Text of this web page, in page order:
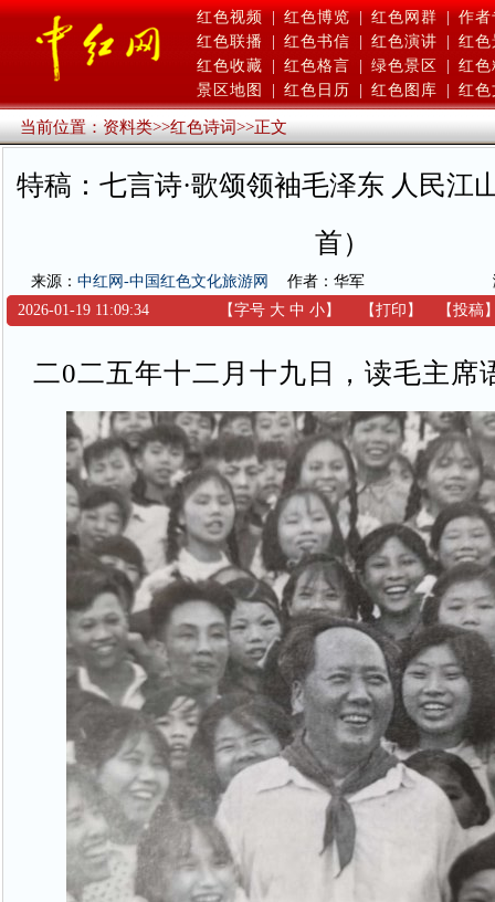
红色视频 | 红色博览 | 红色网群 | 作者
红色联播
红色书信 红色演讲
红色
红色收藏
红色格言 绿色景区
红色
景区地图
红色日历 红色图库 红色
当前位置：资料类>>红色诗词>>正文
特稿：七言诗·歌颂领袖毛泽东 人民江
首）
来源： 中红网-中国红色文化旅游网 作者：华军
2026-01-19 11:09:34
【字号 大 中 小】 【打印 】 【投稿
二0二五年十二月十九日，读毛主席